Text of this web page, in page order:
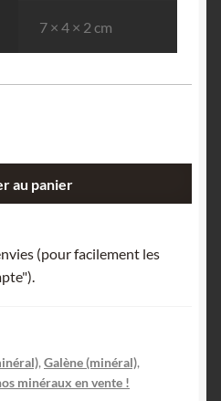
7 × 4 × 2 cm
au panier
(pour facilement les
, Galène (minéral),
minéraux en vente !